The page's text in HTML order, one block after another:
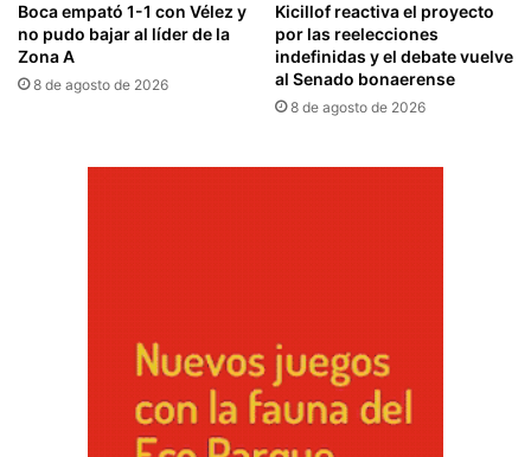
Boca empató 1-1 con Vélez y
no pudo bajar al líder de la
Zona A
8 de agosto de 2026
Kicillof reactiva el proyecto
por las reelecciones
indefinidas y el debate vuelve
al Senado bonaerense
8 de agosto de 2026